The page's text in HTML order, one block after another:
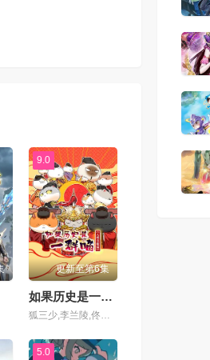
第80集
第84集
第88集
第92集
9.0
更新至第6集
如果历史是一群喵第十三季
狐三少,李兰陵,佟心竹,刘明月,叶知秋,阎么么,常蓉珊,李轻扬,闫夜桥
5.0